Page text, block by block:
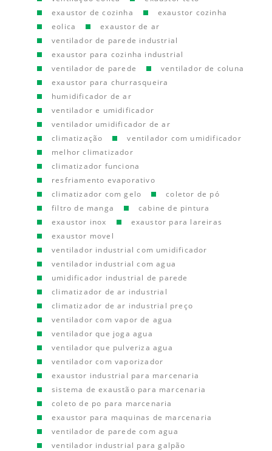
exaustor de cozinha
exaustor cozinha
eolica
exaustor de ar
ventilador de parede industrial
exaustor para cozinha industrial
ventilador de parede
ventilador de coluna
exaustor para churrasqueira
humidificador de ar
ventilador e umidificador
ventilador umidificador de ar
climatização
ventilador com umidificador
melhor climatizador
climatizador funciona
resfriamento evaporativo
climatizador com gelo
coletor de pó
filtro de manga
cabine de pintura
exaustor inox
exaustor para lareiras
exaustor movel
ventilador industrial com umidificador
ventilador industrial com agua
umidificador industrial de parede
climatizador de ar industrial
climatizador de ar industrial preço
ventilador com vapor de agua
ventilador que joga agua
ventilador que pulveriza agua
ventilador com vaporizador
exaustor industrial para marcenaria
sistema de exaustão para marcenaria
coleto de po para marcenaria
exaustor para maquinas de marcenaria
ventilador de parede com agua
ventilador industrial para galpão